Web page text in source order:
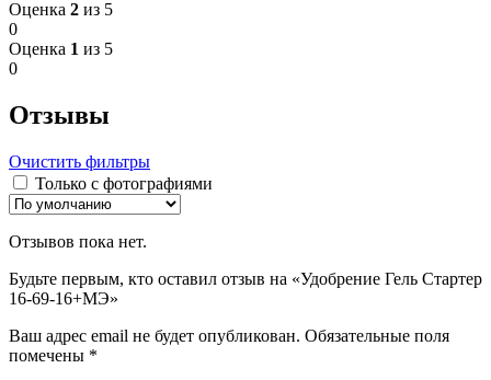
Оценка 2 из 5
0
Оценка 1 из 5
0
Отзывы
Очистить фильтры
Только с фотографиями
Отзывов пока нет.
Будьте первым, кто оставил отзыв на «Удобрение Гель Стартер
16-69-16+МЭ»
Ваш адрес email не будет опубликован. Обязательные поля
помечены *